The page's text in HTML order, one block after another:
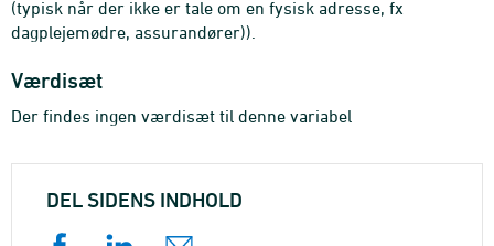
(typisk når der ikke er tale om en fysisk adresse, fx
dagplejemødre, assurandører)).
Værdisæt
Der findes ingen værdisæt til denne variabel
DEL SIDENS INDHOLD